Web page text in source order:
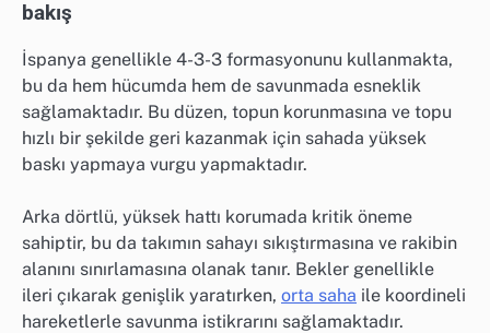
bakış
İspanya genellikle 4-3-3 formasyonunu kullanmakta,
bu da hem hücumda hem de savunmada esneklik
sağlamaktadır. Bu düzen, topun korunmasına ve topu
hızlı bir şekilde geri kazanmak için sahada yüksek
baskı yapmaya vurgu yapmaktadır.
Arka dörtlü, yüksek hattı korumada kritik öneme
sahiptir, bu da takımın sahayı sıkıştırmasına ve rakibin
alanını sınırlamasına olanak tanır. Bekler genellikle
ileri çıkarak genişlik yaratırken, orta saha ile koordineli
hareketlerle savunma istikrarını sağlamaktadır.